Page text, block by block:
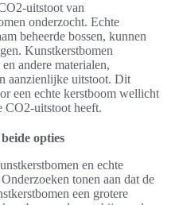
uitstoot van
onderzocht. Echte
beheerde bossen, kunnen
Kunstkerstbomen
andere materialen,
aanzienlijke uitstoot. Dit
een echte kerstboom wellicht
CO2-uitstoot heeft.
opties
en echte
tonen aan dat de
een grotere